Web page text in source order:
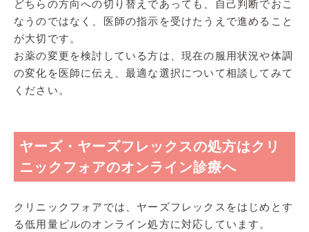
どちらの方向への切り替えであっても、自己判断でおこ
なうのではなく、医師の指示を受けたうえで進めること
が大切です。
お薬の変更を検討している方は、現在の服用状況や体調
の変化を医師に伝え、最適な選択について相談してみて
ください。
ヤーズ・ヤーズフレックスの処方はクリ
ニックフォアのオンライン診療へ
クリニックフォアでは、ヤーズフレックスをはじめとす
る低用量ピルのオンライン処方に対応しています。